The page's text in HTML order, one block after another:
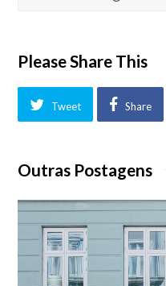
Please Share This
Tweet Share
Outras Postagens